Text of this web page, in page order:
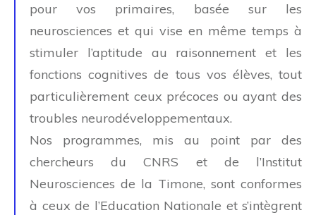
pour vos primaires, basée sur les
neurosciences et qui vise en même temps à
stimuler l’aptitude au raisonnement et les
fonctions cognitives de tous vos élèves, tout
particulièrement ceux précoces ou ayant des
troubles neurodéveloppementaux.
Nos programmes, mis au point par des
chercheurs du CNRS et de l’Institut
Neurosciences de la Timone, sont conformes
à ceux de l’Education Nationale et s’intègrent